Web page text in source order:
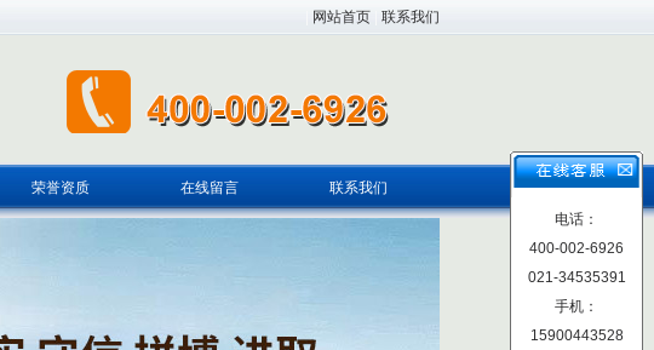
网站首页 联系我们
荣誉资质 在线留言 联系我们
电话：
400-002-6926
021-34535391
手机：
15900443528